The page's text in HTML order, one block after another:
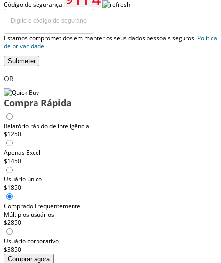
Código de segurança
Estamos comprometidos em manter os seus dados pessoais seguros. Política
de privacidade
Submeter
OR
Compra Rápida
Relatório rápido de inteligência
$1250
Apenas Excel
$1450
Usuário único
$1850
Comprado Frequentemente
Múltiplos usuários
$2850
Usuário corporativo
$3850
Comprar agora